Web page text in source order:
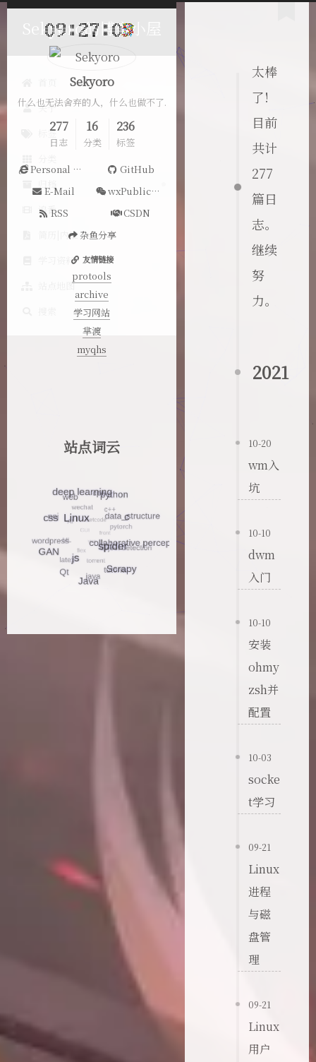
Sekyoro的博客小屋
关于
标签
追番
简历|内推
学习资料
站点地图
太棒
了!
目前
共计
277
篇日
志。
继续
努
力。
2021
10-20
wm入
坑
10-10
dwm
入门
10-10
安装
ohmy
zsh并
配置
10-03
socke
t学习
09-21
Linux
进程
与磁
盘管
理
09-21
Linux
用户
Sekyoro
什么也无法舍弃的人，什么也做不了.
277
日志
16
分类
236
标签
Personal Website
GitHub
E-Mail
wxPublicAccount
RSS
CSDN
杂鱼分享
友情链接
protools
archive
学习网站
芈渡
myqhs
站点词云